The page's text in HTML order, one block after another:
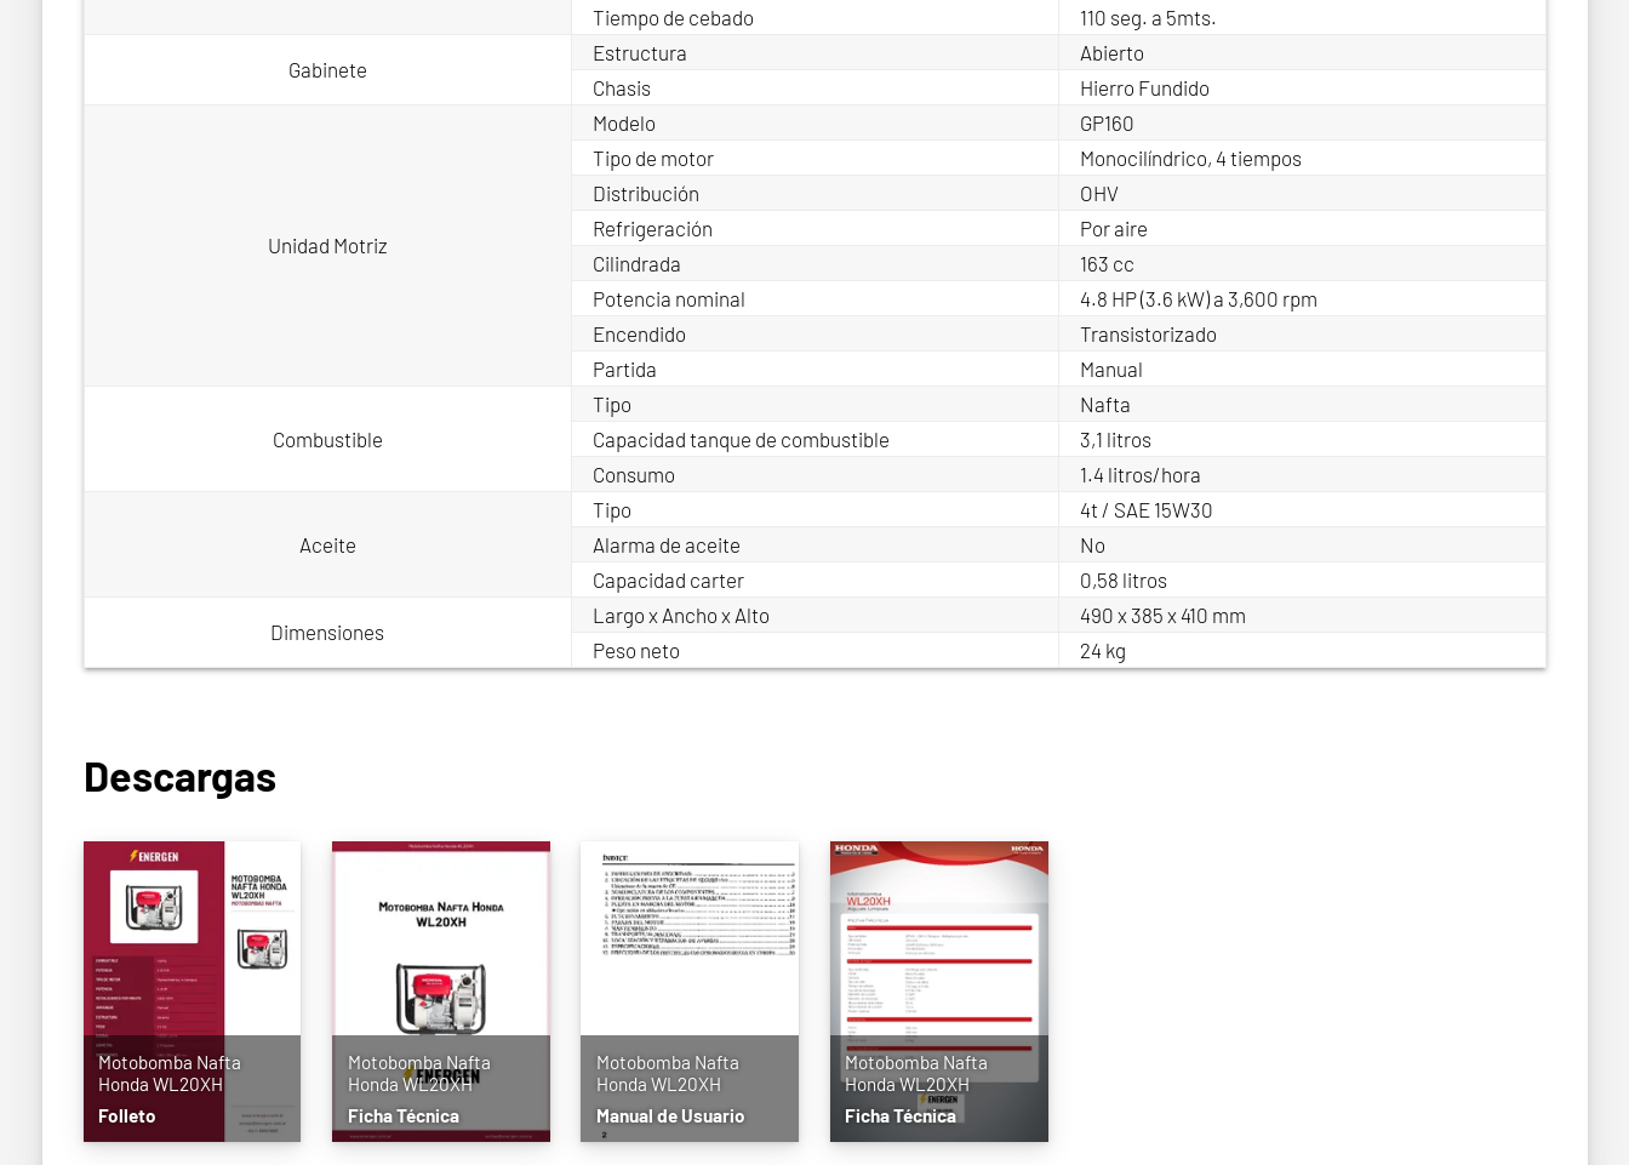
Tiempo de cebado
110 seg. a 5mts.
Gabinete
Estructura
Abierto
Chasis
Hierro Fundido
Unidad Motriz
Modelo
GP160
Tipo de motor
Monocilíndrico, 4 tiempos
Distribución
OHV
Refrigeración
Por aire
Cilindrada
163 cc
Potencia nominal
4.8 HP (3.6 kW) a 3,600 rpm
Encendido
Transistorizado
Partida
Manual
Combustible
Tipo
Nafta
Capacidad tanque de combustible
3,1 litros
Consumo
1.4 litros/hora
Aceite
Tipo
4t / SAE 15W30
Alarma de aceite
No
Capacidad carter
0,58 litros
Dimensiones
Largo x Ancho x Alto
490 x 385 x 410 mm
Peso neto
24 kg
Descargas
Motobomba Nafta
Honda WL20XH
Folleto
Motobomba Nafta
Honda WL20XH
Ficha Técnica
Motobomba Nafta
Honda WL20XH
Manual de Usuario
Motobomba Nafta
Honda WL20XH
Ficha Técnica